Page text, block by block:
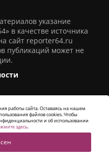
указание
в качестве источника
сайт reporter64.ru
публикаций может не
права защищены -
работы сайта. Оставаясь на нашем
файлов cookies. Чтобы
и об использовании
здесь.